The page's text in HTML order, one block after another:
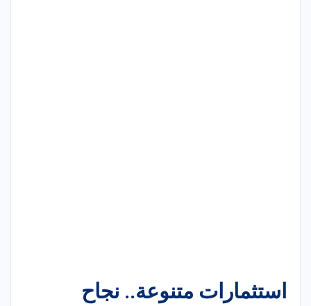
استثمارات متنوعة.. نجاح